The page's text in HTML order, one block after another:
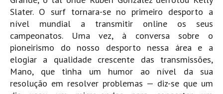
Slater. O surf tornara-se no primeiro desporto a
nível mundial a transmitir online os seus
campeonatos. Uma vez, à conversa sobre o
pioneirismo do nosso desporto nessa área e a
elogiar a qualidade crescente das transmissões,
Mano, que tinha um humor ao nível da sua
resolução em resolver problemas — diz-se que um